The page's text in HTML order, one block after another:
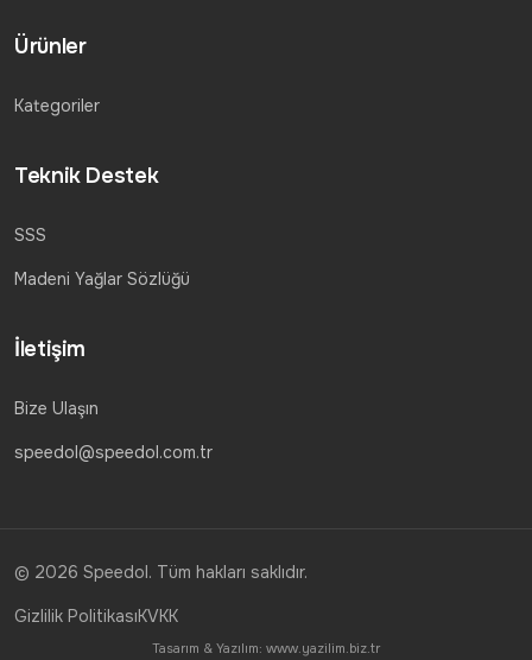
Ürünler
Kategoriler
Teknik Destek
SSS
Madeni Yağlar Sözlüğü
İletişim
Bize Ulaşın
speedol@speedol.com.tr
© 2026 Speedol. Tüm hakları saklıdır.
Gizlilik PolitikasıKVKK
Tasarım & Yazılım: www.yazilim.biz.tr